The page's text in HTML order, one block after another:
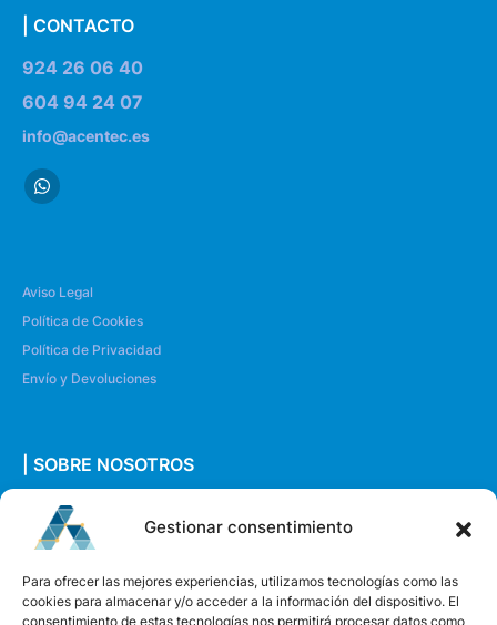
Gestionar consentimiento
Para ofrecer las mejores experiencias, utilizamos tecnologías como las
cookies para almacenar y/o acceder a la información del dispositivo. El
consentimiento de estas tecnologías nos permitirá procesar datos como
| CONTACTO
924 26 06 40
604 94 24 07
info@acentec.es
Aviso Legal
Política de Cookies
Política de Privacidad
Envío y Devoluciones
| SOBRE NOSOTROS
Quiénes somos
Envíanos un mensaje